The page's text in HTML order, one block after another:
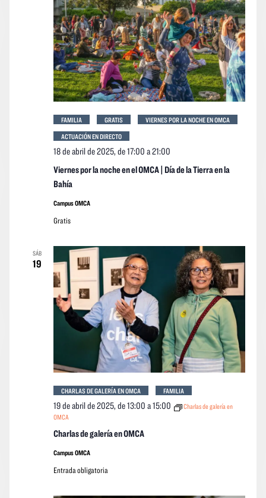
Viernes por la noche en el OMCA | Día de la Tierra en la
Bahía
18 de abril de 2025, de 17:00 a21:00
FAMILIA GRATIS
VIERNES POR LA NOCHE EN OMCA
ACTUACIÓN EN DIRECTO
Campus OMCA
Gratis
SÁB
19
Charlas de galería en OMCA
19 de abril de 2025, de 13:00 a15:00
Charlas de galería en
OMCA
CHARLAS DE GALERÍA EN OMCA FAMILIA
Campus OMCA
Entrada obligatoria